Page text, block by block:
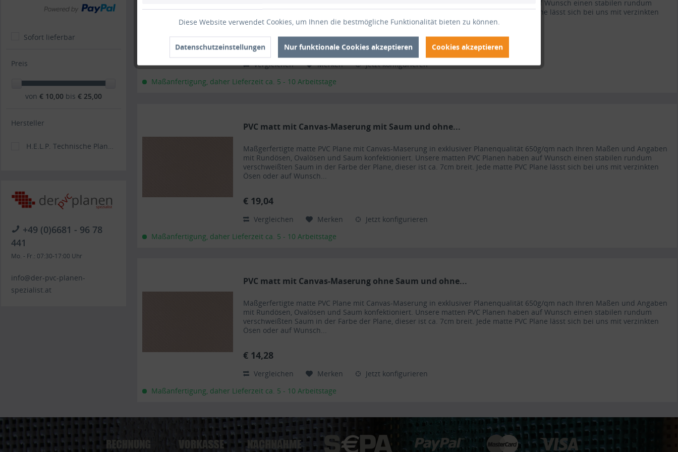
Sofort lieferbar
Preis
von € 10,00 bis € 25,00
Hersteller
+49 (0)6681 - 96 78
441
Mo. - Fr.: 07:30-17:00 Uhr
info@der-pvc-planen-
spezialist.at
mit Rundösen, Ovalösen und Saum konfektioniert. Unsere matten PVC Planen haben auf Wunsch einen stabilen rundum
verschweißten Saum in der Farbe der Plane, dieser ist ca. 7cm breit. Jede matte PVC Plane lässt sich bei uns mit verzinkten
Ösen oder auf Wunsch...
€ 19,87
Vergleichen Merken
Jetzt konfigurieren
Maßanfertigung, daher Lieferzeit ca. 5 - 10 Arbeitstage
PVC matt mit Canvas-Maserung mit Saum und ohne...
Maßgerfertigte matte PVC Plane mit Canvas-Maserung in exklusiver Planenqualität 650g/qm nach Ihren Maßen und Angaben
mit Rundösen, Ovalösen und Saum konfektioniert. Unsere matten PVC Planen haben auf Wunsch einen stabilen rundum
verschweißten Saum in der Farbe der Plane, dieser ist ca. 7cm breit. Jede matte PVC Plane lässt sich bei uns mit verzinkten
Ösen oder auf Wunsch...
€ 19,04
Vergleichen Merken
Jetzt konfigurieren
Maßanfertigung, daher Lieferzeit ca. 5 - 10 Arbeitstage
PVC matt mit Canvas-Maserung ohne Saum und ohne...
Maßgerfertigte matte PVC Plane mit Canvas-Maserung in exklusiver Planenqualität 650g/qm nach Ihren Maßen und Angaben
mit Rundösen, Ovalösen und Saum konfektioniert. Unsere matten PVC Planen haben auf Wunsch einen stabilen rundum
verschweißten Saum in der Farbe der Plane, dieser ist ca. 7cm breit. Jede matte PVC Plane lässt sich bei uns mit verzinkten
Ösen oder auf Wunsch...
€ 14,28
Vergleichen Merken
Jetzt konfigurieren
Maßanfertigung, daher Lieferzeit ca. 5 - 10 Arbeitstage
Diese Website verwendet Cookies, um Ihnen die bestmögliche Funktionalität bieten zu können.
Datenschutzeinstellungen Nur funktionale Cookies akzeptieren Cookies akzeptieren